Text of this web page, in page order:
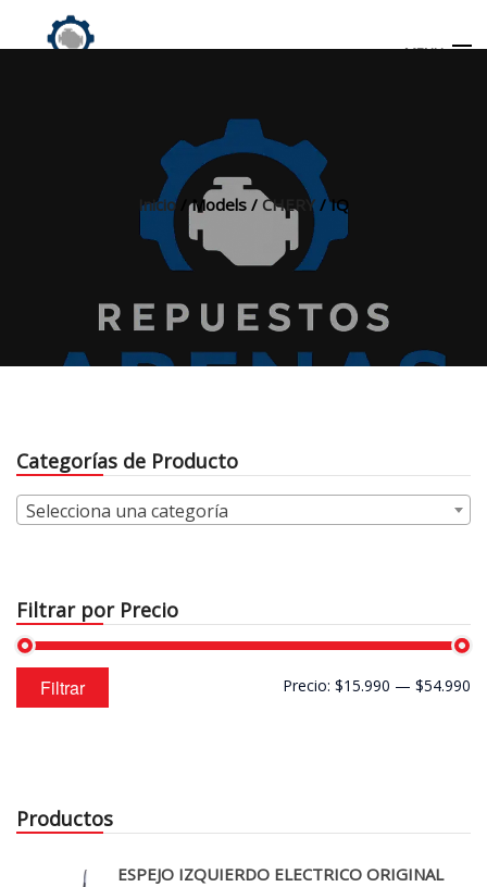
MENU
Inicio/ Models / CHERY / IQ
Categorías de Producto
Selecciona una categoría
Filtrar por Precio
Precio
mínimo
Precio
máximo
Filtrar Precio: $15.990 — $54.990
Productos
ESPEJO IZQUIERDO ELECTRICO ORIGINAL